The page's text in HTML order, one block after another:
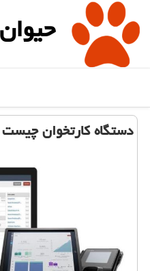
دستگاه كارتخوان